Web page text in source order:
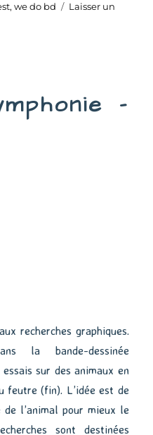
,we do bd
Laisser un
–
recherches graphiques.
la bande-dessinée
sur des animaux en
feutre (fin). L’idée est de
l’animal pour mieux le
sont destinées